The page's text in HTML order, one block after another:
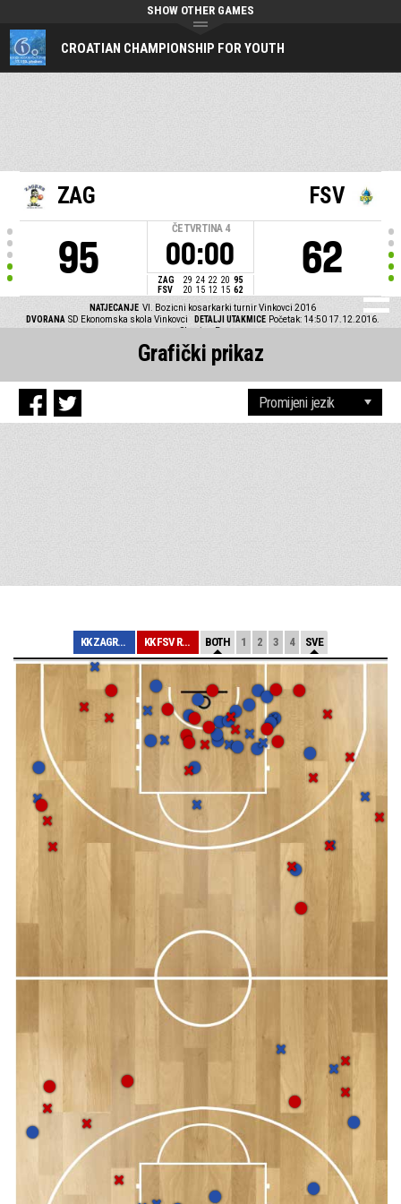
CROATIAN CHAMPIONSHIP FOR YOUTH
SHOW OTHER GAMES
ZAG
95
ČETVRTINA 4
00:00
ZAG 29 24 22 20 95
FSV
20 15 12 15 62
FSV
62
NATJECANJE VI. Bozicni kosarkarki turnir Vinkovci 2016
DVORANA SD Ekonomska skola Vinkovci DETALJI UTAKMICE Početak: 14:50 17.12.2016.
Skupina B
Grafički prikaz
KK ZAGREB KK FSV RIJEKA BOTH 1 2 3 4 SVE